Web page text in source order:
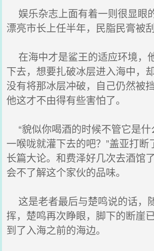
娱乐杂志上面有着一则很显眼
漂亮市长上任半年，民脂民膏被刮
在海中才是鲨王的适应环境，
下去，想要扎破冰层进入海中，
没有将那冰层冲破，自己仍然被
他这才不由得有些害怕了。
“貌似你喝酒的时候不管它是什
一喉咙就灌下去的吧？”盖亚打断
长篇大论。和费泽好几次去酒馆
会不了解这个家伙的品味。
这是老者最后与楚鸣说的话，
挥，楚鸣再次睁眼，脚下的断崖
到了入海之前的海边。